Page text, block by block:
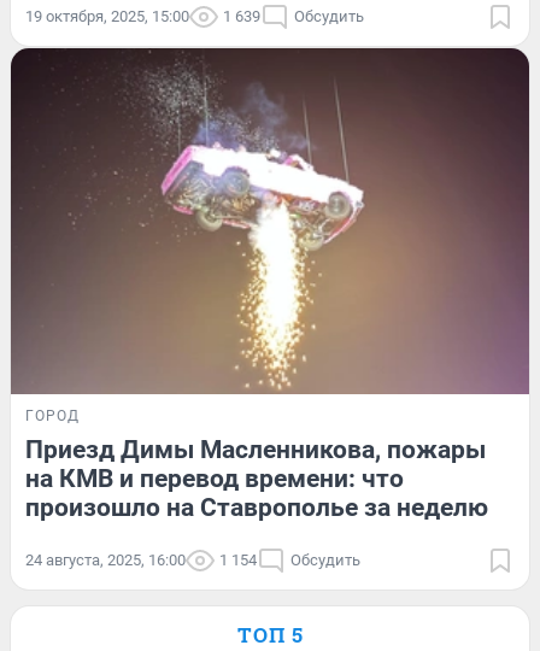
19 октября, 2025, 15:00 1 639 Обсудить
ГОРОД
Приезд Димы Масленникова, пожары
на КМВ и перевод времени: что
произошло на Ставрополье за неделю
24 августа, 2025, 16:00 1 154 Обсудить
ТОП 5